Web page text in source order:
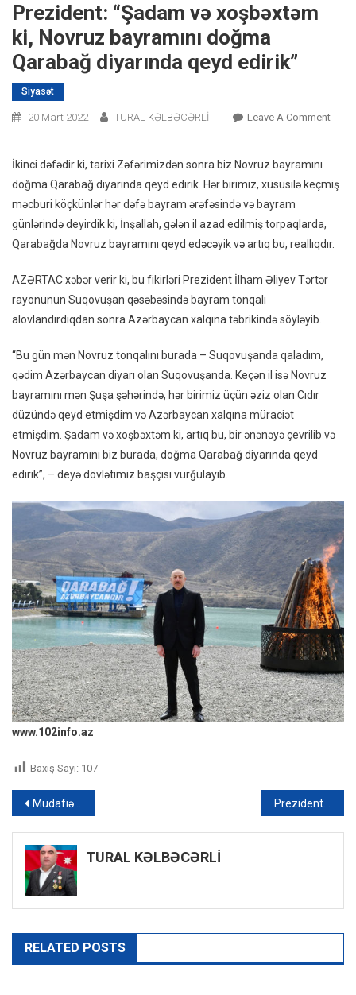
Prezident: “Şadam və xoşbəxtəm
ki, Novruz bayramını doğma
Qarabağ diyarında qeyd edirik”
Siyasət
20 Mart 2022 TURAL KƏLBƏCƏRLİ Leave A CommentOn
İkinci dəfədir ki, tarixi Zəfərimizdən sonra biz Novruz bayramını
doğma Qarabağ diyarında qeyd edirik. Hər birimiz, xüsusilə keçmiş
məcburi köçkünlər hər dəfə bayram ərəfəsində və bayram
günlərində deyirdik ki, İnşallah, gələn il azad edilmiş torpaqlarda,
Qarabağda Novruz bayramını qeyd edəcəyik və artıq bu, reallıqdır.
AZƏRTAC xəbər verir ki, bu fikirləri Prezident İlham Əliyev Tərtər
rayonunun Suqovuşan qəsəbəsində bayram tonqalı
alovlandırdıqdan sonra Azərbaycan xalqına təbrikində söyləyib.
“Bu gün mən Novruz tonqalını burada – Suqovuşanda qaladım,
qədim Azərbaycan diyarı olan Suqovuşanda. Keçən il isə Novruz
bayramını mən Şuşa şəhərində, hər birimiz üçün əziz olan Cıdır
düzündə qeyd etmişdim və Azərbaycan xalqına müraciət
etmişdim. Şadam və xoşbəxtəm ki, artıq bu, bir ənənəyə çevrilib və
Novruz bayramını biz burada, doğma Qarabağ diyarında qeyd
edirik”, – deyə dövlətimiz başçısı vurğulayıb.
www.102info.az
Baxış Sayı: 107
Yazı
naviqasiyası
Müdafiə Nazirliyinin Suqovuşanda “N” saylı hərbi hissəsinin açılışı olub – FOTO Prezident: “Bizim əsas vəzifəmiz keçmiş məcburi köçkünləri tezliklə bu doğma diyara qaytarmaqdır”
TURAL KƏLBƏCƏRLİ
RELATED POSTS